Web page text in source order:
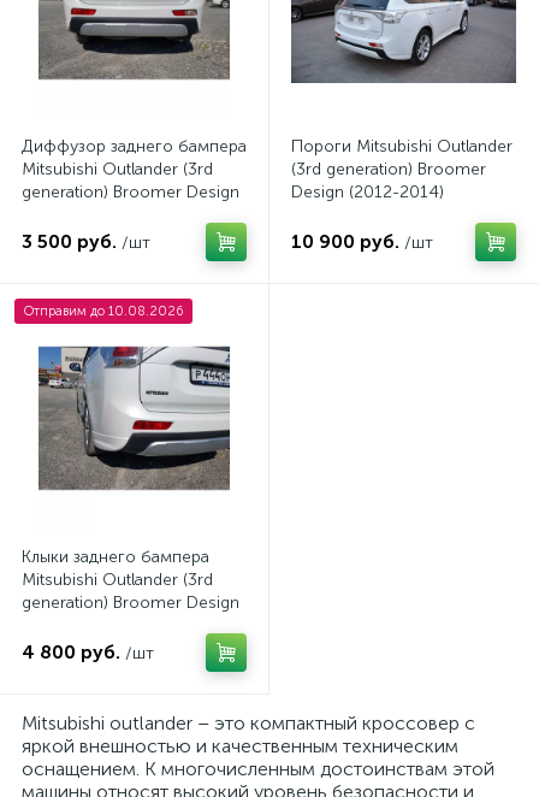
Диффузор заднего бампера
Mitsubishi Outlander (3rd
generation) Broomer Design
3 500 руб. /шт
Пороги Mitsubishi Outlander
(3rd generation) Broomer
Design (2012-2014)
10 900 руб. /шт
Отправим до 10.08.2026
Клыки заднего бампера
Mitsubishi Outlander (3rd
generation) Broomer Design
4 800 руб. /шт
Mitsubishi outlander – это компактный кроссовер с
яркой внешностью и качественным техническим
оснащением. К многочисленным достоинствам этой
машины относят высокий уровень безопасности и